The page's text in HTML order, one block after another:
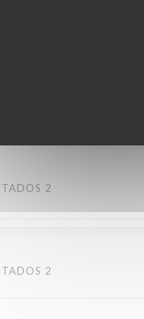
est composé de 80 %
de cochon farci
pour me rassasier
bons produits tels
2
2